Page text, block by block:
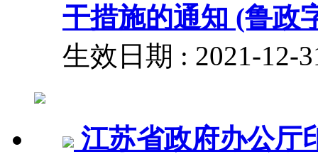
干措施的通知 (鲁政
生效日期 : 2021-12-
江苏省政府办公厅